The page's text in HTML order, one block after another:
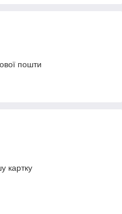
пошти
картку